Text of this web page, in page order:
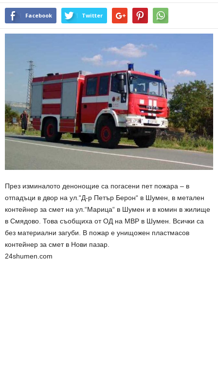
Facebook Twitter
През изминалото денонощие са погасени пет пожара – в
отпадъци в двор на ул.“Д-р Петър Берон“ в Шумен, в метален
контейнер за смет на ул.“Марица“ в Шумен и в комин в жилище
в Смядово. Това съобщиха от ОД на МВР в Шумен. Всички са
без материални загуби. В пожар е унищожен пластмасов
контейнер за смет в Нови пазар.
24shumen.com